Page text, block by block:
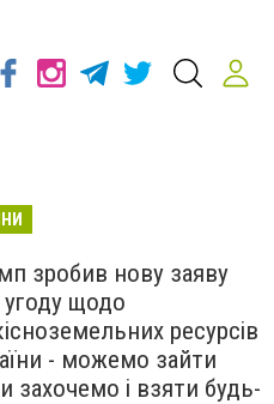
зробив нову заяву
угоду щодо
ресурсів
- можемо зайти
захочемо і взяти будь-